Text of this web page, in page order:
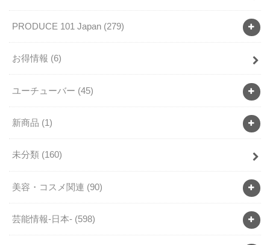
PRODUCE 101 Japan (279)
お得情報 (6)
ユーチューバー (45)
新商品 (1)
未分類 (160)
美容・コスメ関連 (90)
芸能情報-日本- (598)